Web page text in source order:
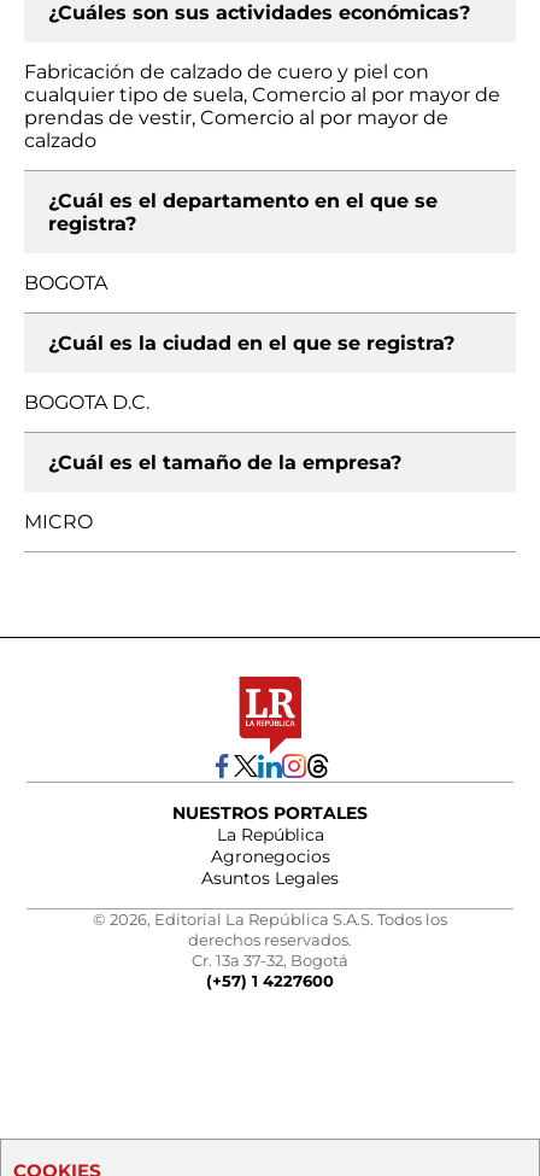
¿Cuáles son sus actividades económicas?
Fabricación de calzado de cuero y piel con
cualquier tipo de suela, Comercio al por mayor de
prendas de vestir, Comercio al por mayor de
calzado
¿Cuál es el departamento en el que se
registra?
BOGOTA
¿Cuál es la ciudad en el que se registra?
BOGOTA D.C.
¿Cuál es el tamaño de la empresa?
MICRO
NUESTROS PORTALES
La República
Agronegocios
Asuntos Legales
© 2026, Editorial La República S.A.S. Todos los
derechos reservados.
Cr. 13a 37-32, Bogotá
(+57) 1 4227600
COOKIES